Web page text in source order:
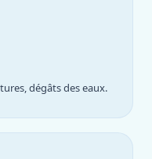
dégâts des eaux.